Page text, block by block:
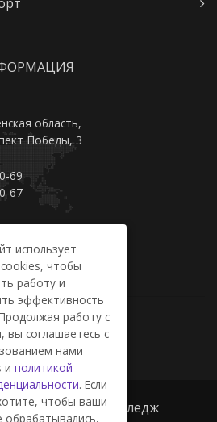
область,
Победы, 3
69
67
"Пензенский колледж
использует
чтобы
работу и
эффективность
работу с
вы соглашаетесь с
нами
и политикой
. Если
чтобы ваши
обрабатывались,